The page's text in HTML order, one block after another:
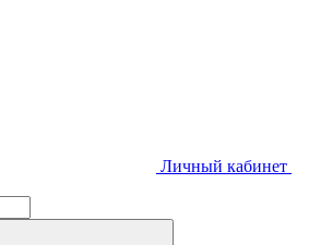
Личный кабинет